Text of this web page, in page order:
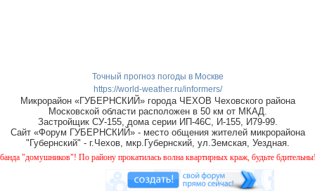
Точный прогноз погоды в Москве
https://world-weather.ru/informers/
Микрорайон «ГУБЕРНСКИЙ» города ЧЕХОВ Чеховского района
Московской области расположен в 50 км от МКАД.
Застройщик СУ-155, дома серии ИП-46С, И-155, И79-99.
Сайт «Форум ГУБЕРНСКИЙ» - место общения жителей микрорайона
"Губернский" - г.Чехов, мкр.Губернский, ул.Земская, Уездная.
По району прокатилась волна квартирных краж, будьте бдительны!